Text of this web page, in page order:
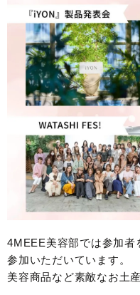
4MEEE美容部では参加者
参加いただいています。
美容商品など素敵なお土